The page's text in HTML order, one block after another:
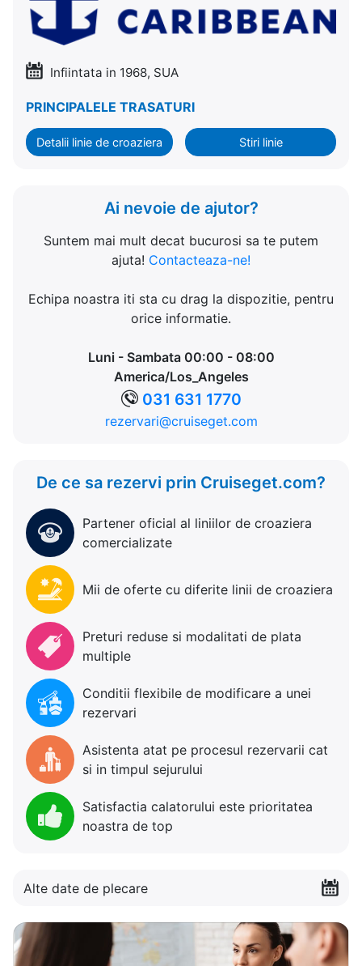
Infiintata in 1968, SUA
PRINCIPALELE TRASATURI
Detalii linie de croaziera Stiri linie
Ai nevoie de ajutor?
Suntem mai mult decat bucurosi sa te putem
ajuta! Contacteaza-ne!
Echipa noastra iti sta cu drag la dispozitie, pentru
orice informatie.
Luni - Sambata 00:00 - 08:00
America/Los_Angeles
031 631 1770
rezervari@cruiseget.com
De ce sa rezervi prin Cruiseget.com?
Partener oficial al liniilor de croaziera
comercializate
Mii de oferte cu diferite linii de croaziera
Preturi reduse si modalitati de plata
multiple
Conditii flexibile de modificare a unei
rezervari
Asistenta atat pe procesul rezervarii cat
si in timpul sejurului
Satisfactia calatorului este prioritatea
noastra de top
Alte date de plecare